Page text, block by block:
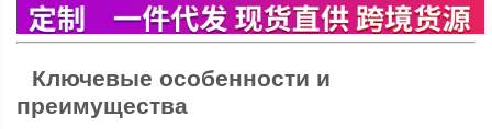
Ключевые особенности и
преимущества